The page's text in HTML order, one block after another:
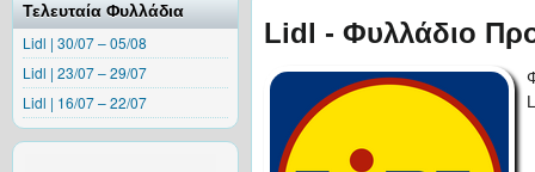
Τελευταία Φυλλάδια
Lidl | 30/07 – 05/08
Lidl | 23/07 – 29/07
Lidl | 16/07 – 22/07
Lidl - Φυλλάδιο